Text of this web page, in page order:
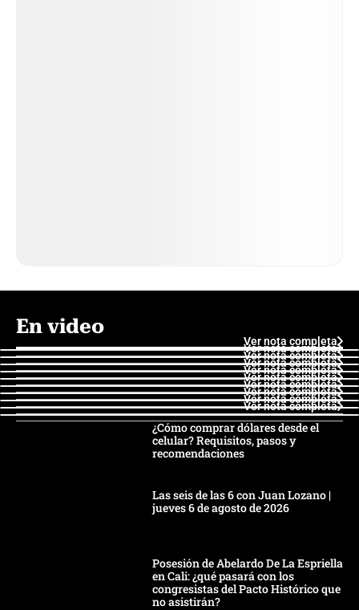
En video
Ver nota completa
Ver nota completa
Ver nota completa
Ver nota completa
Ver nota completa
Ver nota completa
Ver nota completa
Ver nota completa
Ver nota completa
Ver nota completa
¿Cómo comprar dólares desde el
celular? Requisitos, pasos y
recomendaciones
Las seis de las 6 con Juan Lozano |
jueves 6 de agosto de 2026
Posesión de Abelardo De La Espriella
en Cali: ¿qué pasará con los
congresistas del Pacto Histórico que
no asistirán?